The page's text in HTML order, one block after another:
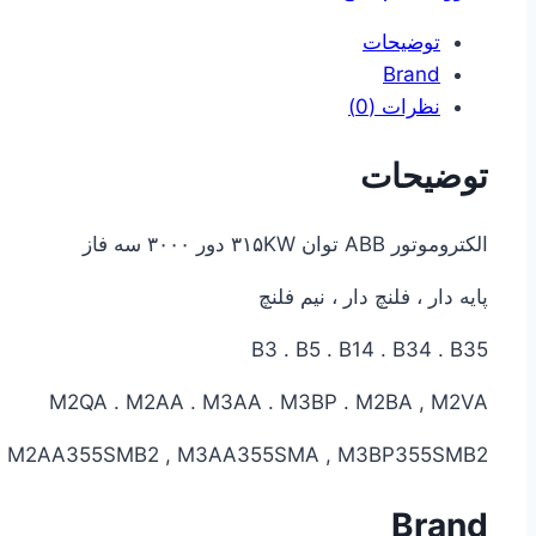
توضیحات
Brand
نظرات (0)
توضیحات
الکتروموتور ABB توان ۳۱۵KW دور ۳۰۰۰ سه فاز
پایه دار ، فلنچ دار ، نیم فلنچ
B3 . B5 . B14 . B34 . B35
M2QA . M2AA . M3AA . M3BP . M2BA , M2VA
, M3AA355SMA , M3BP355SMB2
Brand